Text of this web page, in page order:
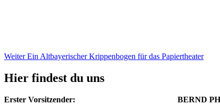
Weiter Ein Altbayerischer Krippenbogen für das Papiertheater
Hier findest du uns
Erster Vorsitzender: BERND